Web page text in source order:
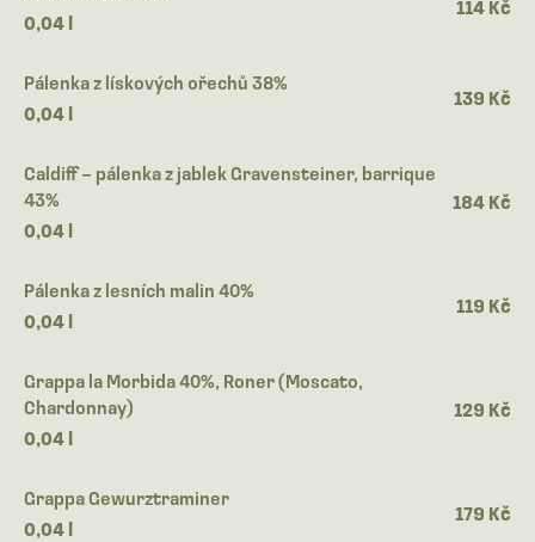
0,04 l
114 Kč
Pálenka z lískových ořechů 38%
0,04 l
139 Kč
Caldiff – pálenka z jablek Gravensteiner, barrique
43%
0,04 l
184 Kč
Pálenka z lesních malin 40%
0,04 l
119 Kč
Grappa la Morbida 40%, Roner (Moscato,
Chardonnay)
0,04 l
129 Kč
Grappa Gewurztraminer
0,04 l
179 Kč